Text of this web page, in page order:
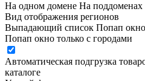
На одном домене На поддоменах
Вид отображения регионов
Выпадающий список Попап
Попап окно только с городами
Автоматическая подгрузка
каталоге